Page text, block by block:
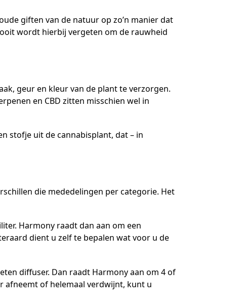
giften van de natuur op zo’n manier dat
wordt hierbij vergeten om de rauwheid
geur en kleur van de plant te verzorgen.
en CBD zitten misschien wel in
stofje uit de cannabisplant, dat – in
die mededelingen per categorie. Het
Harmony raadt dan aan om een
dient u zelf te bepalen wat voor u de
diffuser. Dan raadt Harmony aan om 4 of
afneemt of helemaal verdwijnt, kunt u